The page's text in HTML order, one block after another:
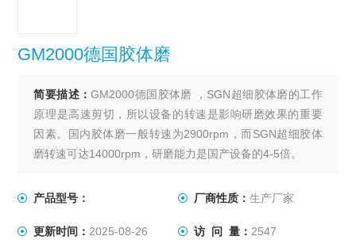
GM2000德国胶体磨
简要描述：GM2000德国胶体磨 ，SGN超细胶体磨的工作
原理是高速剪切，所以设备的转速是影响研磨效果的重要
因素。国内胶体磨一般转速为2900rpm，而SGN超细胶体
磨转速可达14000rpm，研磨能力是国产设备的4-5倍。
产品型号： 厂商性质： 生产厂家
更新时间： 2025-08-26 访 问 量： 2547